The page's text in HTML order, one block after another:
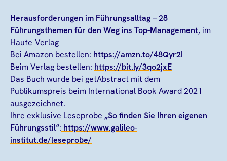
Herausforderungen im Führungsalltag– 28
Führungsthemen für den Weg ins Top-Management, im
Haufe-Verlag
Bei Amazon bestellen: https://amzn.to/48Qyr2I
Beim Verlag bestellen: https://bit.ly/3qo2jxE
Das Buch wurde bei getAbstract mit dem
Publikumspreis beim International Book Award 2021
ausgezeichnet.
Ihre exklusive Leseprobe „So finden Sie Ihren eigenen
Führungsstil“: https://www.galileo-
institut.de/leseprobe/